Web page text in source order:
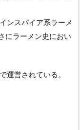
ンスパイア系ラーメ
にラーメン史におい
運営されている。